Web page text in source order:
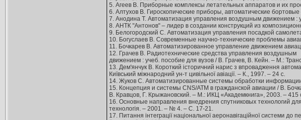
5. Агеев В. Приборные комплексы летательных аппаратов и их
6. Алтухов В. Гироскопические приборы, автоматические
7. Анодина Т. Автоматизация управления воздушным движением :
8. АНТК "Антонов" – лидер в создании конструкций из
9. Белогородский С. Автоматизация управления посадкой
10. Богуслаев В. Современные научно-технические проблемы
11. Бочкарев В. Автоматизированное управление движением
12. Грачев В. Радиотехнические средства управления воздушным
движением : учеб. пособие для вузов / В. Грачев, В. Кейн. – М.:
13. Дем'янчук В. Короткий історичний нарис з впровадження
Київський міжнародний ун-т цивільної авіації. – К., 1997. – 24 с.
14. Жуков С. Автоматизированные системы обработки
15. Концепция и системы CNS/ATM в гражданской авиации / В.
В. Кравцов, Г. Крыжановский. – М.: ИКЦ «Академкнига», 2003. – 415
16. Основные направления внедрения спутниковых технологий
технологія. – 2001. – № 4. – С. 17-21.
17. Питання інтеграції національної аеронавігаційної системи